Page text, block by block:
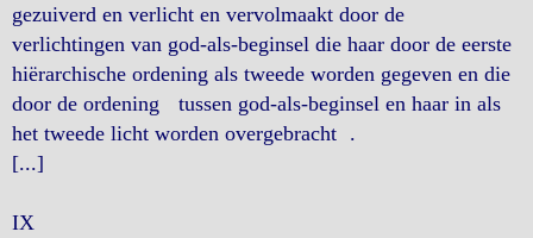
gezuiverd en verlicht en vervolmaakt door de
verlichtingen van god-als-beginsel die haar door de eerste
hiërarchische ordening als tweede worden gegeven en die
door de ordening tussen god-als-beginsel en haar in als
het tweede licht worden overgebracht .
[...]
IX